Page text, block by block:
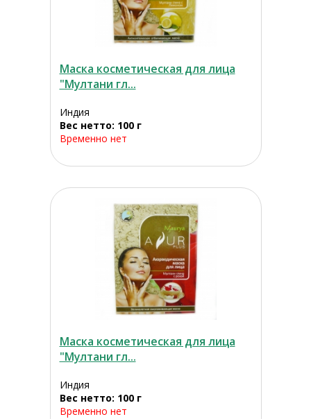
Маска косметическая для лица
"Мултани гл...
Индия
Вес нетто: 100 г
Временно нет
Маска косметическая для лица
"Мултани гл...
Индия
Вес нетто: 100 г
Временно нет